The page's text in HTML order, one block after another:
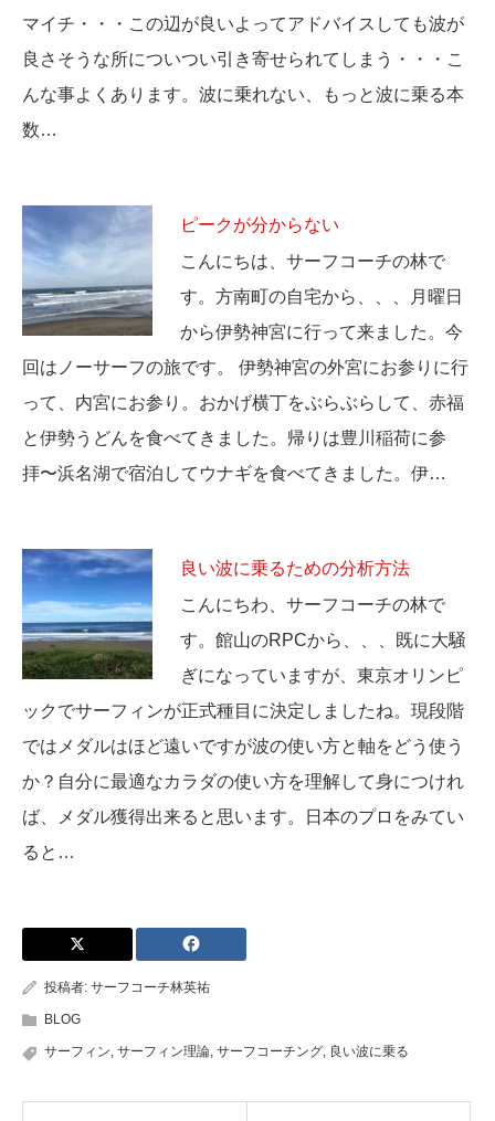
マイチ・・・この辺が良いよってアドバイスしても波が
良さそうな所についつい引き寄せられてしまう・・・こ
んな事よくあります。波に乗れない、もっと波に乗る本
数…
ピークが分からない
こんにちは、サーフコーチの林で
す。方南町の自宅から、、、月曜日
から伊勢神宮に行って来ました。今
回はノーサーフの旅です。 伊勢神宮の外宮にお参りに行
って、内宮にお参り。おかげ横丁をぶらぶらして、赤福
と伊勢うどんを食べてきました。帰りは豊川稲荷に参
拝〜浜名湖で宿泊してウナギを食べてきました。伊…
良い波に乗るための分析方法
こんにちわ、サーフコーチの林で
す。館山のRPCから、、、既に大騒
ぎになっていますが、東京オリンピ
ックでサーフィンが正式種目に決定しましたね。現段階
ではメダルはほど遠いですが波の使い方と軸をどう使う
か？自分に最適なカラダの使い方を理解して身につけれ
ば、メダル獲得出来ると思います。日本のプロをみてい
ると…
投稿者: サーフコーチ林英祐
BLOG
サーフィン, サーフィン理論, サーフコーチング, 良い波に乗る